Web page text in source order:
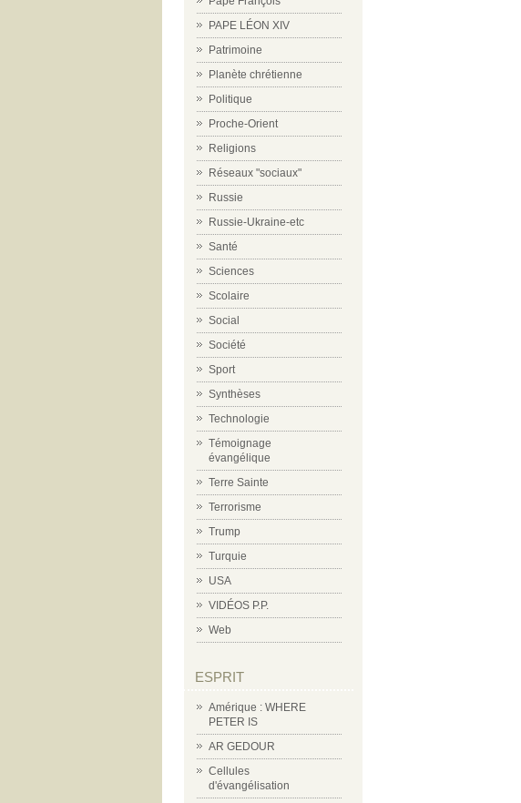
PAPE LÉON XIV
Patrimoine
Planète chrétienne
Politique
Proche-Orient
Religions
Réseaux "sociaux"
Russie
Russie-Ukraine-etc
Santé
Sciences
Scolaire
Social
Société
Sport
Synthèses
Technologie
Témoignage
évangélique
Terre Sainte
Terrorisme
Trump
Turquie
USA
VIDÉOS P.P.
Web
ESPRIT
Amérique : WHERE
PETER IS
AR GEDOUR
Cellules
d'évangélisation